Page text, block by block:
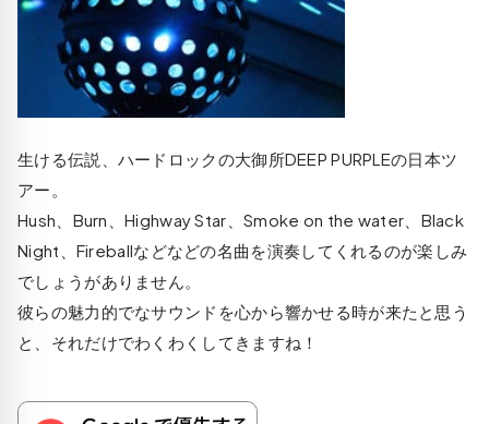
生ける伝説、ハードロックの大御所DEEP PURPLEの日本ツ
アー。
Hush、Burn、Highway Star、Smoke on the water、Black
Night、Fireballなどなどの名曲を演奏してくれるのが楽しみ
でしょうがありません。
彼らの魅力的でなサウンドを心から響かせる時が来たと思う
と、それだけでわくわくしてきますね！